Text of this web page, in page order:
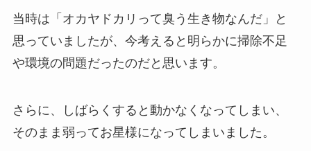
当時は「オカヤドカリって臭う生き物なんだ」と
思っていましたが、今考えると明らかに掃除不足
や環境の問題だったのだと思います。
さらに、しばらくすると動かなくなってしまい、
そのまま弱ってお星様になってしまいました。